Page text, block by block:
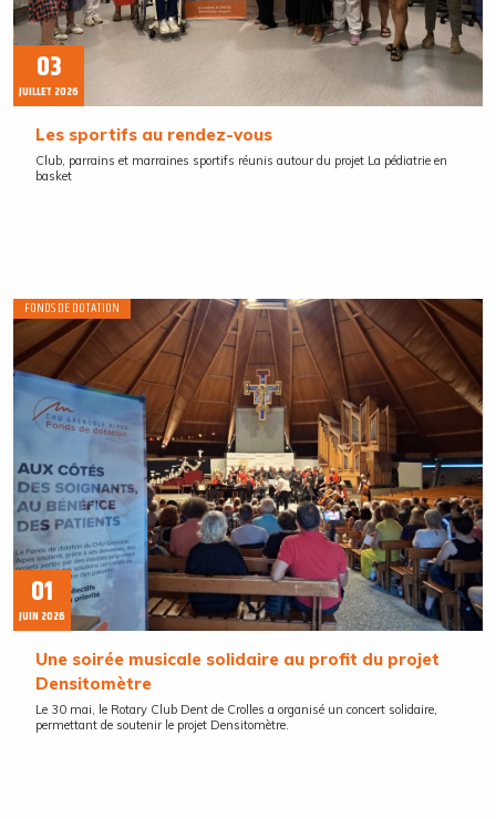
03
JUILLET 2026
Les sportifs au rendez-vous
Club, parrains et marraines sportifs réunis autour du projet La pédiatrie en
basket
FONDS DE DOTATION
01
JUIN 2026
Une soirée musicale solidaire au profit du projet
Densitomètre
Le 30 mai, le Rotary Club Dent de Crolles a organisé un concert solidaire,
permettant de soutenir le projet Densitomètre.